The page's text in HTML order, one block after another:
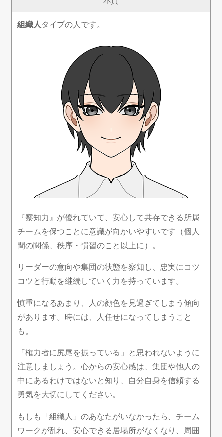
組織人 タイプの人です。
『察知力』が優れていて、安心して共存できる所属
チームを保つことに意識が向かいやすいです（個人
間の関係、秩序・慣習のこと以上に）。
リーダーの意向や集団の状態を察知し、忠実にコツ
コツと行動を継続していく力を持っています。
慎重になるあまり、人の顔色を見過ぎてしまう傾向
があります。時には、人任せになってしまうこと
も。
「権力者に尻尾を振っている」と思われないように
注意しましょう。心からの安心感は、集団や他人の
中にあるわけではないと知り、自分自身を信頼する
勇気を大切にしてください。
もしも「組織人」のあなたがいなかったら、チーム
ワークが乱れ、安心できる居場所がなくなり、周囲